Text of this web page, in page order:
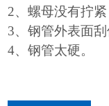
2、螺母没有拧紧
3、钢管外表面刮
4、钢管太硬。